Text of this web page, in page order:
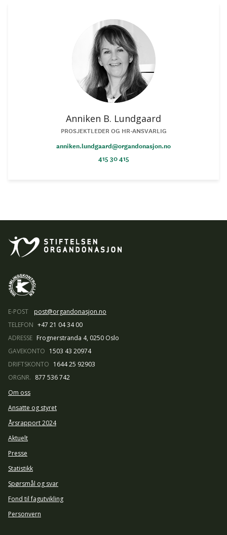
Anniken B. Lundgaard
PROSJEKTLEDER OG HR-ANSVARLIG
anniken.lundgaard@organdonasjon.no
415 30 415
E-POST
post@organdonasjon.no
TELEFON +47 21 04 34 00
ADRESSE Frognerstranda 4, 0250 Oslo
GAVEKONTO 1503 43 20974
DRIFTSKONTO 1644 25 92903
ORGNR. 877 536 742
Om oss
Ansatte og styret
Årsrapport 2024
Aktuelt
Presse
Statistikk
Spørsmål og svar
Fond til fagutvikling
Personvern